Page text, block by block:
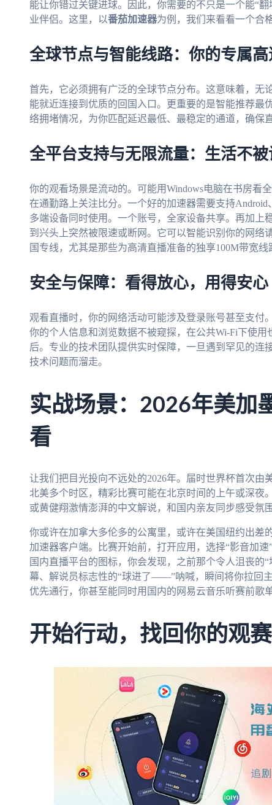
能让你错过关键进球。因此，你需要的不只是一个能“
业伴侣。这里，以番茄加速器为例，我们来看看一个合
全球节点与智能线路：你的专属
首先，它必须拥有广泛的全球节点分布。这意味着，无
能就近连接到优质的回国入口。更重要的是智能推荐最
络拥堵情况，为你匹配延迟最低、最稳定的通道，确保
全平台支持与无限流量：生活不
你的观看场景是流动的。可能用Windows电脑在书房看
在通勤路上关注比分。一个好的加速器需要支持Android
多端设备同时使用。一个账号，全家设备共享。再加上
到兴头上突然被限速或断网。它可以智能识别你的网络
国专线，尤其是那些为高清直播准备的独享100M带宽线
安全与保障：看得放心，用得安心
观看直播时，你的网络活动可能涉及登录账号甚至支付
你的个人信息和浏览数据不被窥探，在公共Wi-Fi下使
后。专业的技术团队提供实时保障，一旦遇到罕见的连
技术问题而溜走。
实战场景：2026年美加
看
让我们把目光投向不远处的2026年。届时世界杯首次
北美多个时区，精彩比赛可能在北京时间的上午或深夜
或黄健翔激情澎湃的中文解说，和国内亲友同步感受氛围
你或许在加拿大多伦多的公寓里，或许在美国纽约出差
加速器客户端。比赛开始前，打开应用，选择“影音加
国内直播平台的图标，你会发现，之前那个令人沮丧的
幕、解说员标志性的“球进了——”呐喊，瞬间将你拉回
优先通行，你甚至能同时用国内的网易云音乐听赛前歌
开始行动，找回你的观